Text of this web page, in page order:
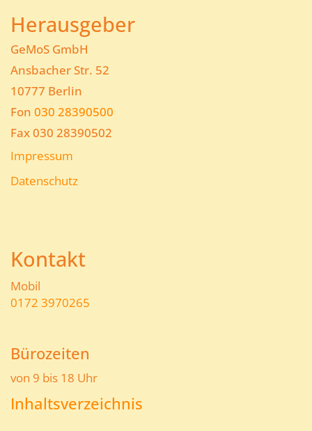
Herausgeber
GeMoS GmbH
Ansbacher Str. 52
10777 Berlin
Fon 030 28390500
Fax 030 28390502
Impressum
Datenschutz
Kontakt
Mobil
0172 3970265
Bürozeiten
von 9 bis 18 Uhr
Inhaltsverzeichnis